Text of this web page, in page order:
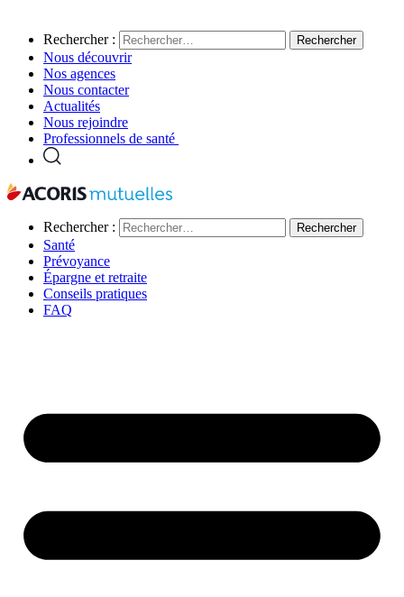
Rechercher :
Nous découvrir
Nos agences
Nous contacter
Actualités
Nous rejoindre
Professionnels de santé
Rechercher :
Santé
Prévoyance
Épargne et retraite
Conseils pratiques
FAQ